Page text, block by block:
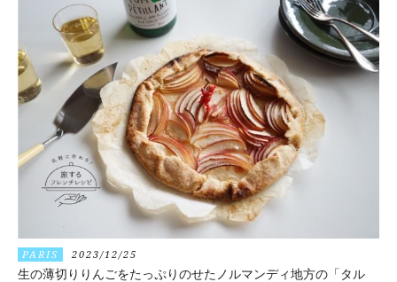
PARIS 2023/12/25
生の薄切りりんごをたっぷりのせたノルマンディ地方の「タル